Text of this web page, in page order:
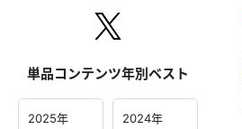
単品コンテンツ年別ベスト
2025年 2024年